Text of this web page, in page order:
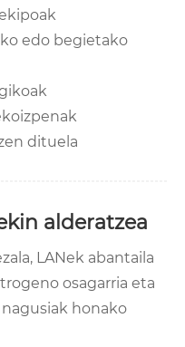
edo begietako
dituela
alderatzea
LANek abantaila
osagarria eta
nagusiak honako